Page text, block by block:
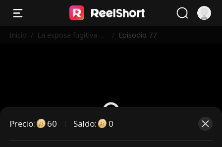
Inicio / La esposa fugitiva de
/ Episodio 77
Precio: 60 Saldo: 0